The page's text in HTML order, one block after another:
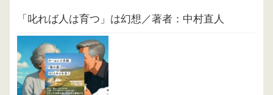
「叱れば人は育つ」は幻想／著者：中村直人